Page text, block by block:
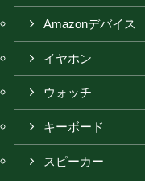
Amazonデバイス
イヤホン
ウォッチ
キーボード
スピーカー